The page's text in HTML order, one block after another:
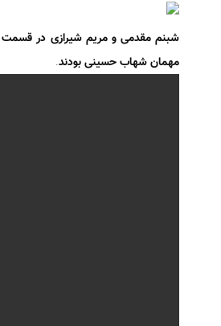
شبنم مقدمی و مریم شیرازی در قسمت
مهمان شهاب حسینی بودند